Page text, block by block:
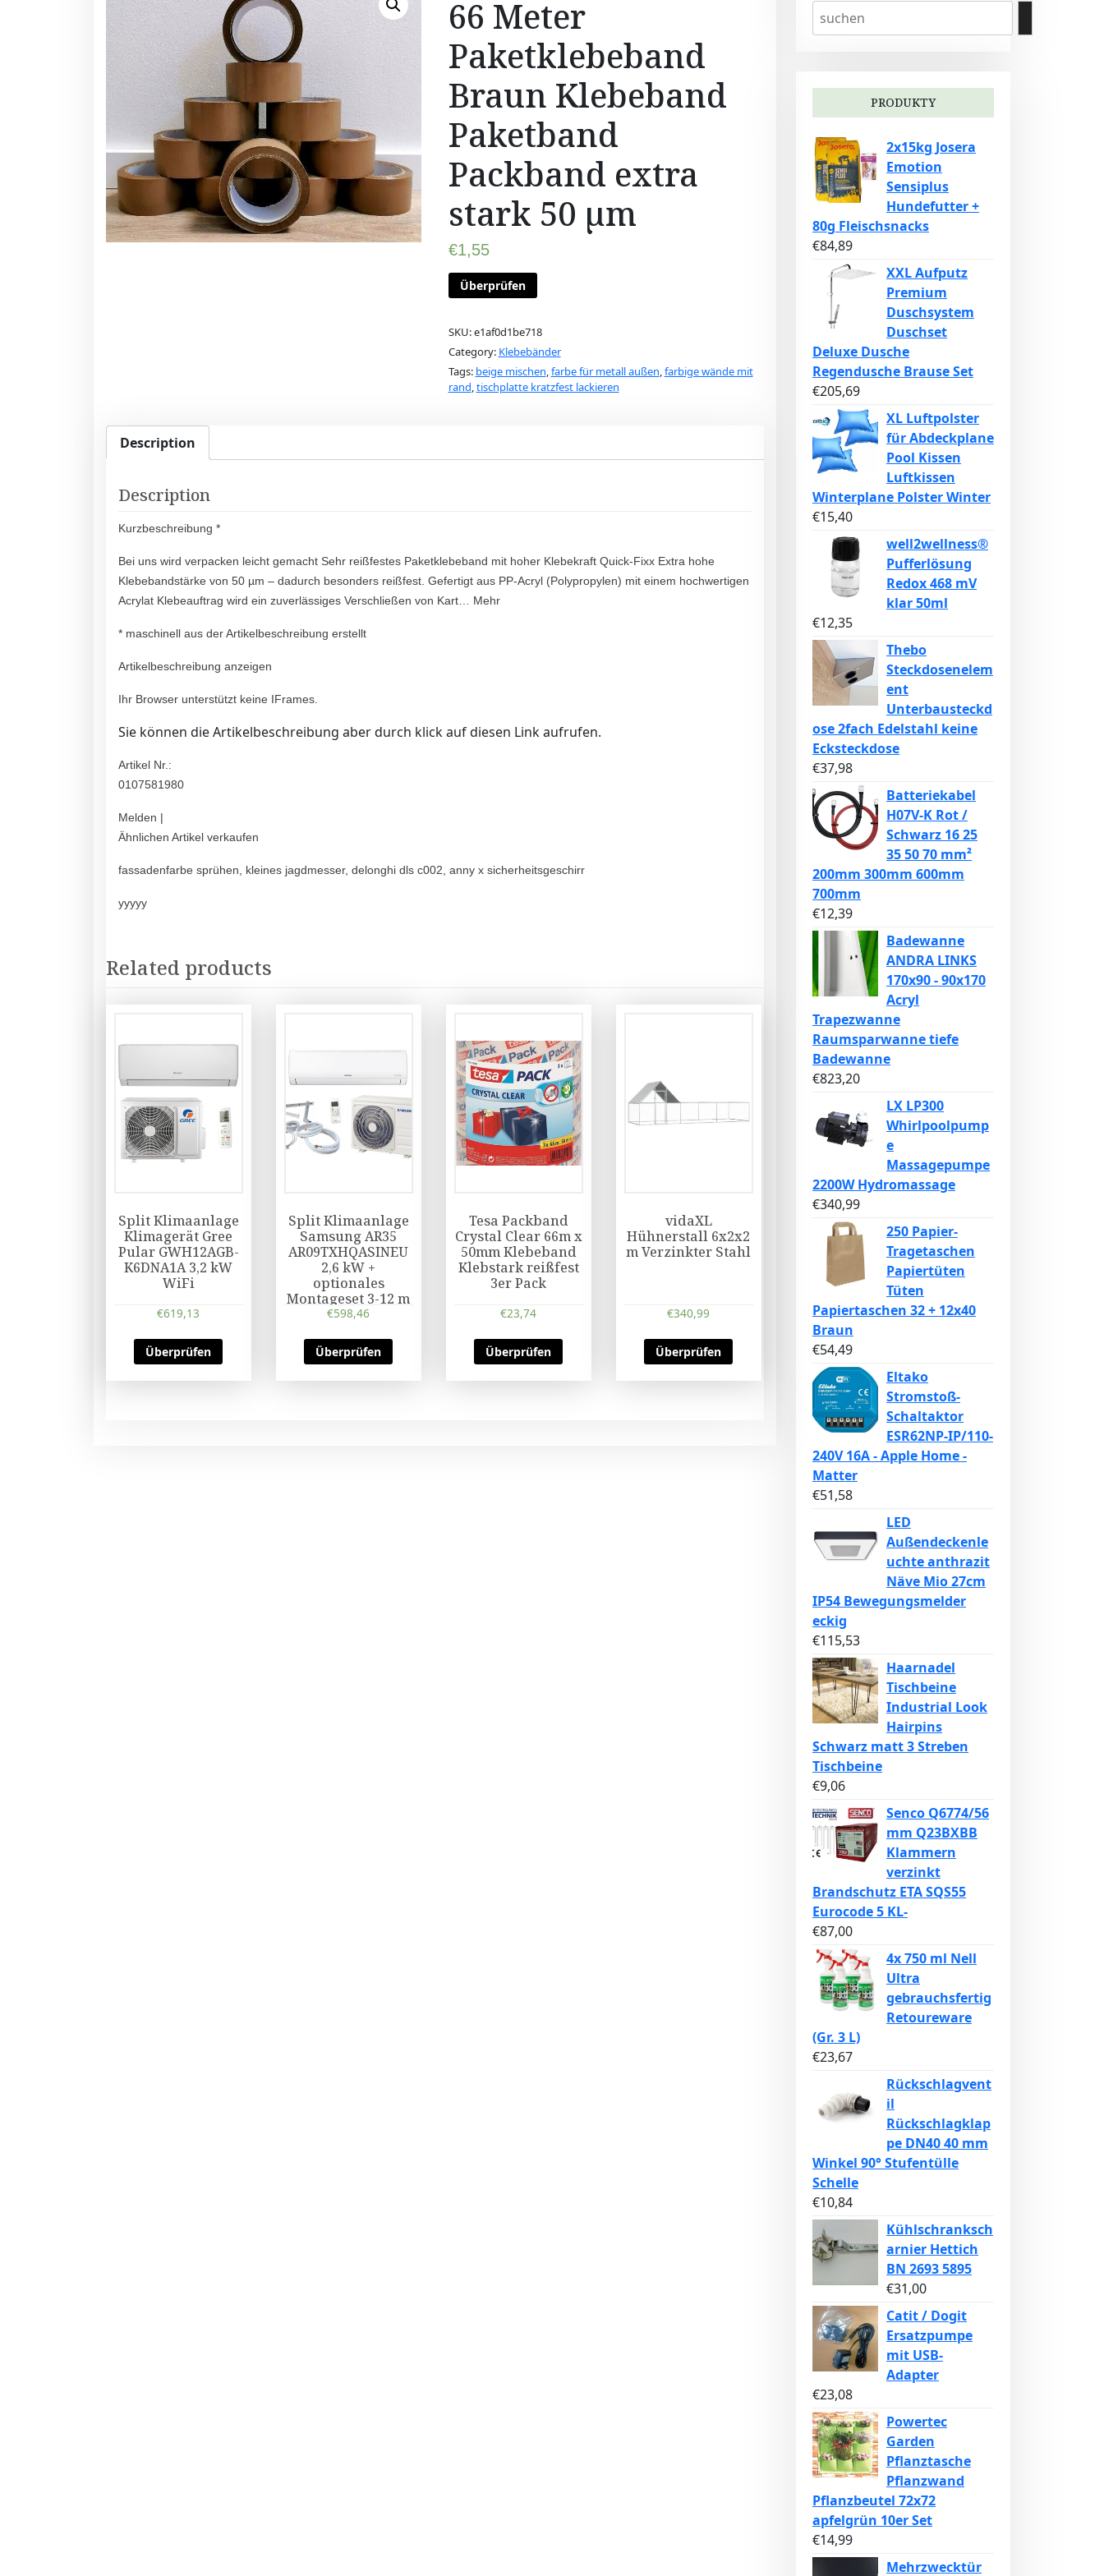
66 Meter
Paketklebeband
Braun Klebeband
Paketband
Packband extra
stark 50 µm
€1,55
Überprüfen
SKU:e1af0d1be718
Category: Klebebänder
Tags: beige mischen,farbe für metall außen,farbige wände mit
rand,tischplatte kratzfest lackieren
Description
Description
Kurzbeschreibung *
Bei uns wird verpacken leicht gemacht Sehr reißfestes Paketklebeband mit hoher Klebekraft Quick-Fixx Extra hohe
Klebebandstärke von 50 µm – dadurch besonders reißfest. Gefertigt aus PP-Acryl (Polypropylen) mit einem hochwertigen
Acrylat Klebeauftrag wird ein zuverlässiges Verschließen von Kart… Mehr
* maschinell aus der Artikelbeschreibung erstellt
Artikelbeschreibung anzeigen
Ihr Browser unterstützt keine IFrames.
Sie können die Artikelbeschreibung aber durch klick auf diesen Link aufrufen.
Artikel Nr.:
0107581980
Melden |
Ähnlichen Artikel verkaufen
fassadenfarbe sprühen, kleines jagdmesser, delonghi dls c002, anny x sicherheitsgeschirr
yyyyy
Related products
Split Klimaanlage
Klimagerät Gree
Pular GWH12AGB-
K6DNA1A 3,2 kW
WiFi
€619,13
Überprüfen
Split Klimaanlage
Samsung AR35
AR09TXHQASINEU
2,6 kW +
optionales
Montageset 3-12 m
€598,46
Überprüfen
Tesa Packband
Crystal Clear 66m x
50mm Klebeband
Klebstark reißfest
3er Pack
€23,74
Überprüfen
vidaXL
Hühnerstall 6x2x2
m Verzinkter Stahl
€340,99
Überprüfen
PRODUKTY
2x15kg Josera
Emotion
Sensiplus
Hundefutter +
80g Fleischsnacks
€84,89
XXL Aufputz
Premium
Duschsystem
Duschset
Deluxe Dusche
Regendusche Brause Set
€205,69
XL Luftpolster
für Abdeckplane
Pool Kissen
Luftkissen
Winterplane Polster Winter
€15,40
well2wellness®
Pufferlösung
Redox 468 mV
klar 50ml
€12,35
Thebo
Steckdosenelem
ent
Unterbausteckd
ose 2fach Edelstahl keine
Ecksteckdose
€37,98
Batteriekabel
H07V-K Rot /
Schwarz 16 25
35 50 70 mm²
200mm 300mm 600mm
700mm
€12,39
Badewanne
ANDRA LINKS
170x90 - 90x170
Acryl
Trapezwanne
Raumsparwanne tiefe
Badewanne
€823,20
LX LP300
Whirlpoolpump
e
Massagepumpe
2200W Hydromassage
€340,99
250 Papier-
Tragetaschen
Papiertüten
Tüten
Papiertaschen 32 + 12x40
Braun
€54,49
Eltako
Stromstoß-
Schaltaktor
ESR62NP-IP/110-
240V 16A - Apple Home -
Matter
€51,58
LED
Außendeckenle
uchte anthrazit
Näve Mio 27cm
IP54 Bewegungsmelder
eckig
€115,53
Haarnadel
Tischbeine
Industrial Look
Hairpins
Schwarz matt 3 Streben
Tischbeine
€9,06
Senco Q6774/56
mm Q23BXBB
Klammern
verzinkt
Brandschutz ETA SQS55
Eurocode 5 KL-
€87,00
4x 750 ml Nell
Ultra
gebrauchsfertig
Retoureware
(Gr. 3 L)
€23,67
Rückschlagvent
il
Rückschlagklap
pe DN40 40 mm
Winkel 90° Stufentülle
Schelle
€10,84
Kühlschranksch
arnier Hettich
BN 2693 5895
€31,00
Catit / Dogit
Ersatzpumpe
mit USB-
Adapter
€23,08
Powertec
Garden
Pflanztasche
Pflanzwand
Pflanzbeutel 72x72
apfelgrün 10er Set
€14,99
Mehrzwecktür